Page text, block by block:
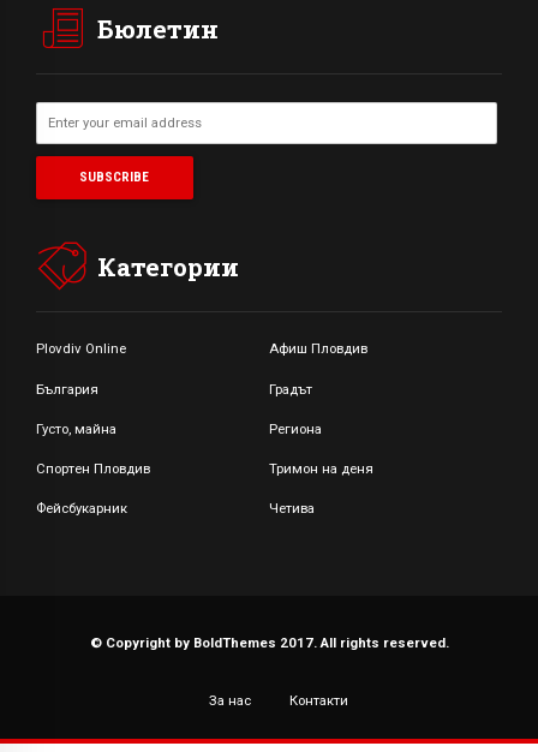
Бюлетин
Категории
Plovdiv Online Афиш Пловдив
България Градът
Густо, майна Региона
Спортен Пловдив Тримон на деня
Фейсбукарник Четива
© Copyright by BoldThemes 2017. All rights reserved.
За нас Контакти